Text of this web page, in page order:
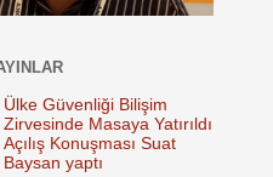
Ülke Güvenliği Bilişim
Zirvesinde Masaya Yatırıldı
Açılış Konuşması Suat
Baysan yaptı